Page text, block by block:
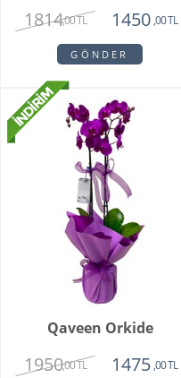
1814,00 TL 1450 ,00 TL
GÖNDER
Qaveen Orkide
1950,00 TL 1475 ,00 TL